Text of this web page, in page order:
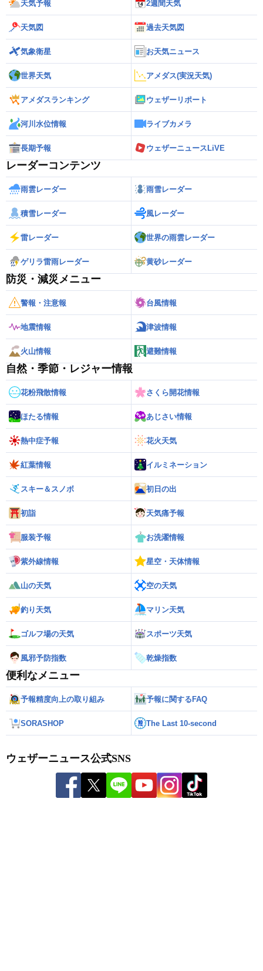
天気予報 2週間天気
天気図 過去天気図
気象衛星 お天気ニュース
世界天気 アメダス(実況天気)
アメダスランキング ウェザーリポート
河川水位情報 ライブカメラ
長期予報 ウェザーニュースLiVE
レーダーコンテンツ
雨雲レーダー 雨雪レーダー
積雪レーダー 風レーダー
雷レーダー 世界の雨雲レーダー
ゲリラ雷雨レーダー 黄砂レーダー
防災・減災メニュー
警報・注意報 台風情報
地震情報 津波情報
火山情報 避難情報
自然・季節・レジャー情報
花粉飛散情報 さくら開花情報
ほたる情報 あじさい情報
熱中症予報 花火天気
紅葉情報 イルミネーション
スキー＆スノボ 初日の出
初詣 天気痛予報
服装予報 お洗濯情報
紫外線情報 星空・天体情報
山の天気 空の天気
釣り天気 マリン天気
ゴルフ場の天気 スポーツ天気
風邪予防指数 乾燥指数
便利なメニュー
予報精度向上の取り組み 予報に関するFAQ
SORASHOP The Last 10-second
ウェザーニュース公式SNS